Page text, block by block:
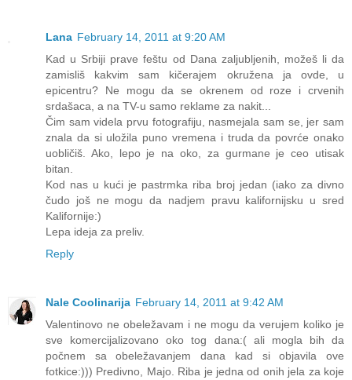
Lana February 14, 2011 at 9:20 AM
Kad u Srbiji prave feštu od Dana zaljubljenih, možeš li da
zamisliš kakvim sam kičerajem okružena ja ovde, u
epicentru? Ne mogu da se okrenem od roze i crvenih
srdašaca, a na TV-u samo reklame za nakit...
Čim sam videla prvu fotografiju, nasmejala sam se, jer sam
znala da si uložila puno vremena i truda da povrće onako
uobličiš. Ako, lepo je na oko, za gurmane je ceo utisak
bitan.
Kod nas u kući je pastrmka riba broj jedan (iako za divno
čudo još ne mogu da nadjem pravu kalifornijsku u sred
Kalifornije:)
Lepa ideja za preliv.
Reply
Nale Coolinarija February 14, 2011 at 9:42 AM
Valentinovo ne obeležavam i ne mogu da verujem koliko je
sve komercijalizovano oko tog dana:( ali mogla bih da
počnem sa obeležavanjem dana kad si objavila ove
fotkice:))) Predivno, Majo. Riba je jedna od onih jela za koje